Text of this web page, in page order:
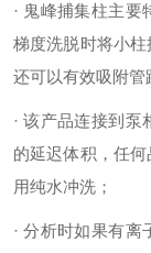
· 鬼峰捕集柱主
梯度洗脱时将小柱
还可以有效吸附管
· 该产品连接到
的延迟体积，任
用纯水冲洗；
· 分析时如果有